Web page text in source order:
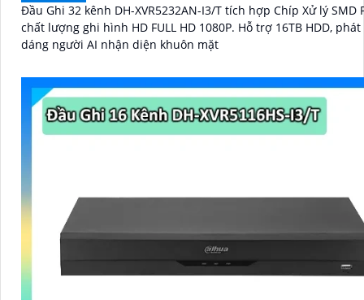
Đầu Ghi 32 kênh DH-XVR5232AN-I3/T tích hợp Chíp Xử lý SMD
chất lượng ghi hình HD FULL HD 1080P. Hỗ trợ 16TB HDD,
dáng người AI nhận diện khuôn mặt